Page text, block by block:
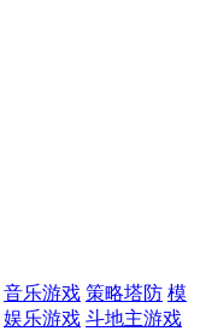
音乐游戏 策略塔防 模
娱乐游戏 斗地主游戏